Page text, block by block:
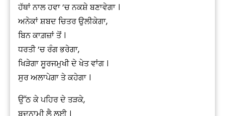
ਹੱਥਾਂ ਨਾਲ ਹਵਾ ’ਚ ਨਕਸ਼ੇ ਬਣਾਵੇਗਾ ।
ਅਨੇਕਾਂ ਸ਼ਬਦ ਚਿਤਰ ਉਲੀਕੇਗਾ,
ਬਿਨ ਕਾਗ਼ਜ਼ਾਂ ਤੋਂ ।
ਧਰਤੀ ’ਚ ਰੰਗ ਭਰੇਗਾ,
ਖਿੜੇਗਾ ਸੂਰਜਮੁਖੀ ਦੇ ਖੇਤ ਵਾਂਗ ।
ਸੁਰ ਅਲਾਪੇਗਾ ਤੇ ਕਹੇਗਾ ।
ਉੱਠ ਕੇ ਪਹਿਰ ਦੇ ਤੜਕੇ,